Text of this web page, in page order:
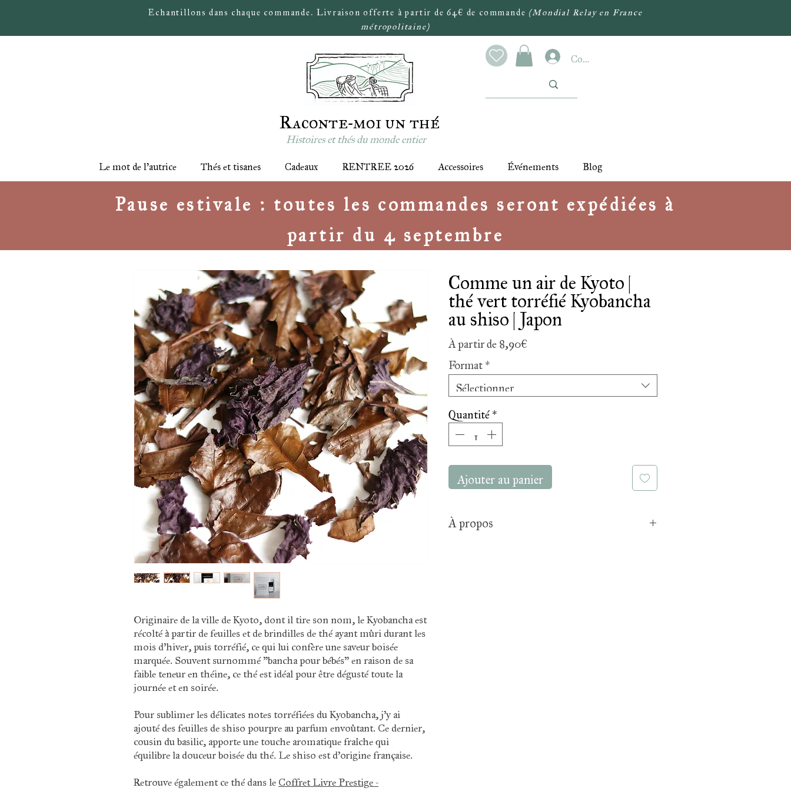
Echantillons dans chaque commande. Livraison offerte à partir de 64€ de commande (Mondial Relay en France
métropolitaine)
Connexion
Raconte-moi un thé
Histoires et thés du monde entier
Le mot de l'autrice Thés et tisanes Cadeaux RENTREE 2026 Accessoires Événements Blog
Pause estivale : toutes les commandes seront expédiées à
partir du 4 septembre
Originaire de la ville de Kyoto, dont il tire son nom, le Kyobancha est
récolté à partir de feuilles et de brindilles de thé ayant mûri durant les
mois d’hiver, puis torréfié, ce qui lui confère une saveur boisée
marquée. Souvent surnommé "bancha pour bébés" en raison de sa
faible teneur en théine, ce thé est idéal pour être dégusté toute la
journée et en soirée.
Pour sublimer les délicates notes torréfiées du Kyobancha, j’y ai
ajouté des feuilles de shiso pourpre au parfum envoûtant. Ce dernier,
cousin du basilic, apporte une touche aromatique fraîche qui
équilibre la douceur boisée du thé. Le shiso est d'origine française.
Retrouve également ce thé dans le Coffret Livre Prestige -
Comme un air de Kyoto |
thé vert torréfié Kyobancha
au shiso | Japon
À partir de 8,90€
Format *
Sélectionner
Quantité *
Ajouter au panier
À propos